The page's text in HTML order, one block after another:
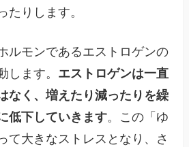
たりします。
ルモンであるエストロゲンの
します。 エストロゲンは一直
なく、増えたり減ったりを繰
低下していきます。この「ゆ
て大きなストレスとなり、さ